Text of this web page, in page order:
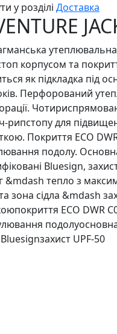
у розділі Доставка
корпусом та
як підкладка під
Перфорований
рипстопу для
Покриття ECO
подолу.
Bluesign,
&mdash тепло з
зона сідла &mdash
ECO DWR
UPF-50